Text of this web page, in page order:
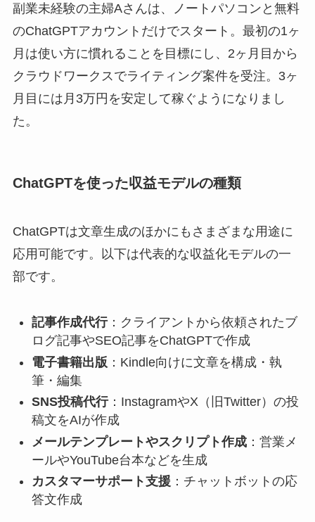
副業未経験の主婦Aさんは、ノートパソコンと無料
のChatGPTアカウントだけでスタート。最初の1ヶ
月は使い方に慣れることを目標にし、2ヶ月目から
クラウドワークスでライティング案件を受注。3ヶ
月目には月3万円を安定して稼ぐようになりまし
た。
ChatGPTを使った収益モデルの種類
ChatGPTは文章生成のほかにもさまざまな用途に
応用可能です。以下は代表的な収益化モデルの一
部です。
記事作成代行：クライアントから依頼されたブ
ログ記事やSEO記事をChatGPTで作成
電子書籍出版 ：Kindle向けに文章を構成・執
筆・編集
SNS投稿代行：InstagramやX（旧Twitter）の投
稿文をAIが作成
メールテンプレートやスクリプト作成：営業メ
ールやYouTube台本などを生成
カスタマーサポート支援 ：チャットボットの応
答文作成